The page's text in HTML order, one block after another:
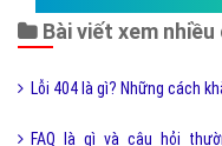
Bài viết xem
Lỗi 404 là gì? Những cách
FAQ là gì và câu hỏi